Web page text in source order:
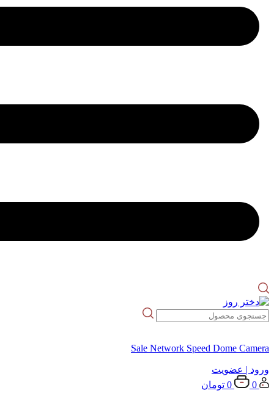
Sale Network Speed Dome Camera
ورود | عضویت
0
0 تومان